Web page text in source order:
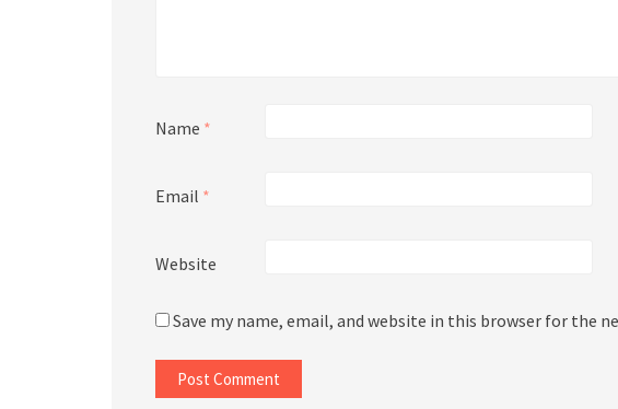
Name *
Email *
Website
Save my name, email, and website in this browser for the